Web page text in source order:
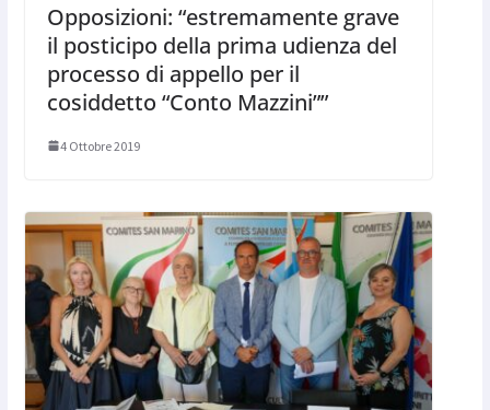
Opposizioni: “estremamente grave
il posticipo della prima udienza del
processo di appello per il
cosiddetto “Conto Mazzini””
4 Ottobre 2019